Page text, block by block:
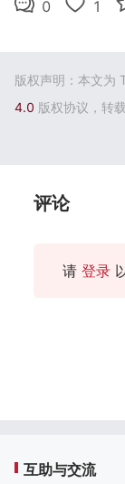
0 1
版权声明：本文为
4.0 版权协议，转
评论
请 登录
互助与交流